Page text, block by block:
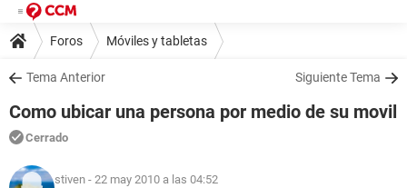
Foros Móviles y tabletas
Tema Anterior Siguiente Tema
Como ubicar una persona por medio de su movil
Cerrado
stiven - 22 may 2010 a las 04:52